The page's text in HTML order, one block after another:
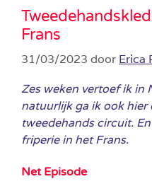
Frans
31/03/2023 door Erica
Zes weken vertoef ik in
natuurlijk ga ik ook hier
tweedehands circuit.
friperie in het Frans.
Net Episode